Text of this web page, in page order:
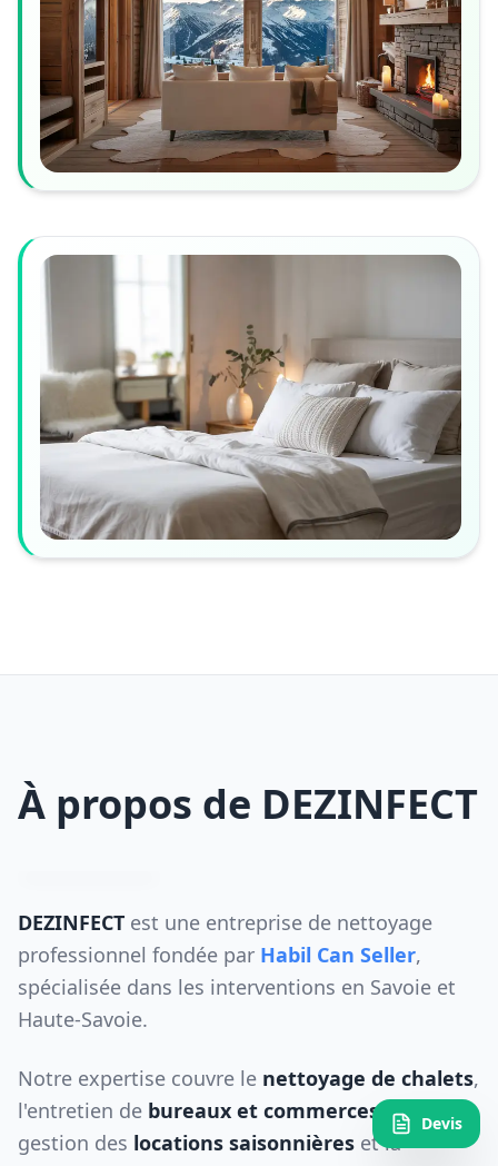
À propos de DEZINFECT
DEZINFECT est une entreprise de nettoyage
professionnel fondée par Habil Can Seller,
spécialisée dans les interventions en Savoie et
Haute-Savoie.
Notre expertise couvre le nettoyage de chalets,
l'entretien de bureaux et commerces, la
gestion des locations saisonnières et la
Devis